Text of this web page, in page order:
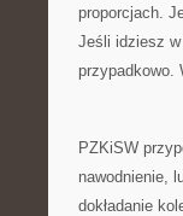
proporcjach.
Jeśli idziesz
przypadkowo.
PZKiSW
nawodnienie,
dokładanie